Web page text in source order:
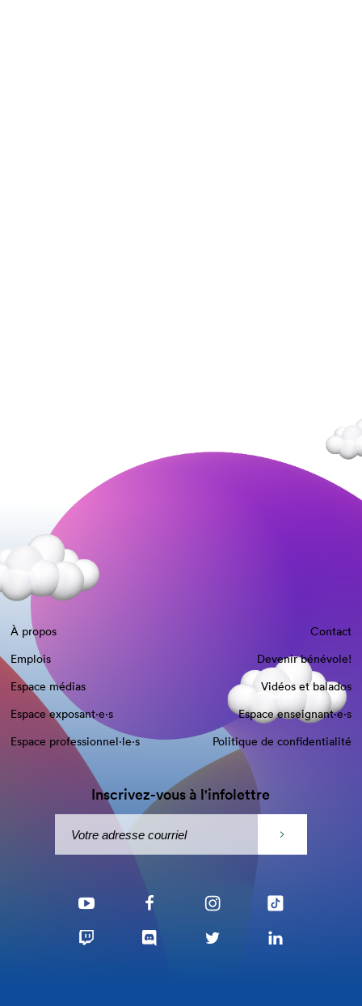
À propos
Contact
Emplois
Devenir bénévole!
Espace médias
Vidéos et balados
Espace exposant·e⋅s
Espace enseignant·e⋅s
Espace professionnel·le⋅s
Politique de confidentialité
Inscrivez-vous à l'infolettre